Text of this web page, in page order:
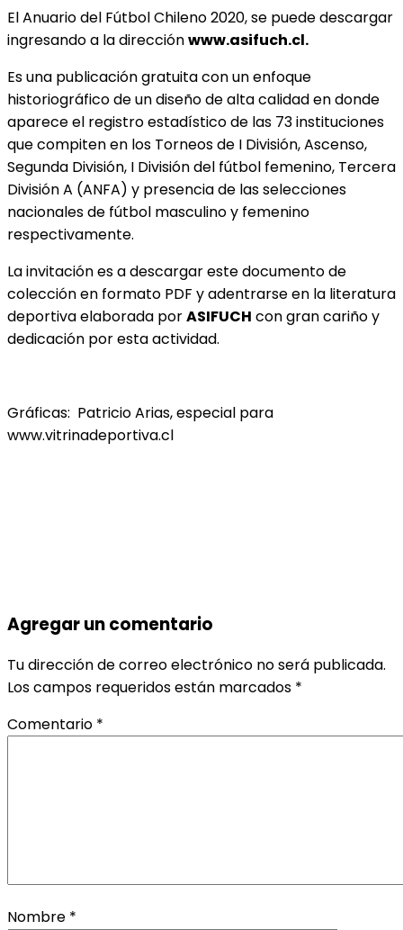
El Anuario del Fútbol Chileno 2020, se puede descargar
ingresando a la direcciónwww.asifuch.cl.
Es una publicación gratuita con un enfoque
historiográfico de un diseño de alta calidad en donde
aparece el registro estadístico de las 73 instituciones
que compiten en los Torneos de I División, Ascenso,
Segunda División, I División del fútbol femenino, Tercera
División A (ANFA) y presencia de las selecciones
nacionales de fútbol masculino y femenino
respectivamente.
La invitación es a descargar este documento de
colección en formato PDF y adentrarse en la literatura
deportiva elaborada porASIFUCH con gran cariño y
dedicación por esta actividad.
Gráficas: Patricio Arias, especial para
www.vitrinadeportiva.cl
Agregar un comentario
Tu dirección de correo electrónico no será publicada.
Los campos requeridos están marcados *
Comentario *
Nombre *